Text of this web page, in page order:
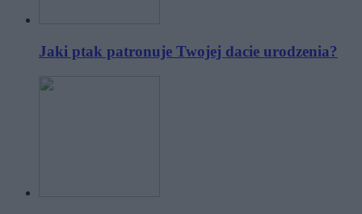
Jaki ptak patronuje Twojej dacie urodzenia?